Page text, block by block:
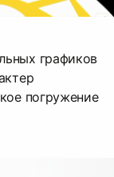
графиков
погружение